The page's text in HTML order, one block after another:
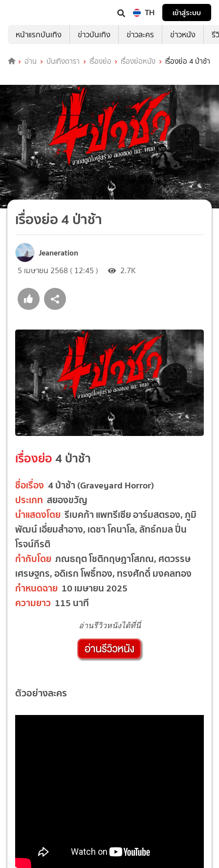
TH
เข้าสู่ระบบ
หน้าแรกบันเทิง
ข่าวบันเทิง ข่าวละคร ข่าวหนัง รี
อ่าน บันเทิงดารา เรื่องย่อ เรื่องย่อหนัง เรื่องย่อ 4 ป่าช้า
เรื่องย่อ 4 ป่าช้า
Jeaneration
5 เมษายน 2568 ( 12:45 ) 2.7K
เรื่องย่อ 4 ป่าช้า
ชื่อเรื่อง 4 ป่าช้า (Graveyard Horror)
ประเภท สยองขวัญ
นำแสดงโดย รีเบคก้า แพทรีเซีย อาร์มสตรอง, ภูมิ
พัฒน์ เอี่ยมสำอาง, เดชา โคนาโล, ลัทธ์กมล ปิ่น
โรจน์กีรติ
กำกับโดย ภณธฤต โชติกฤษฎาโสภณ, ศตวรรษ
เศรษฐกร, อดิเรก โพธิ์ทอง, ทรงศักดิ์ มงคลทอง
กำหนดฉาย 10 เมษายน 2025
ความยาว 115 นาที
อ่านรีวิวหนังได้ที่นี่
ตัวอย่างละคร